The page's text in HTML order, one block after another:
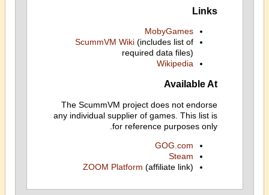
Links
MobyGames
ScummVM Wiki(includes list of
required data files)
Wikipedia
Available At
The ScummVM project does not endorse
any individual supplier of games. This list is
for reference purposes only.
GOG.com
Steam
ZOOM Platform (affiliate link)